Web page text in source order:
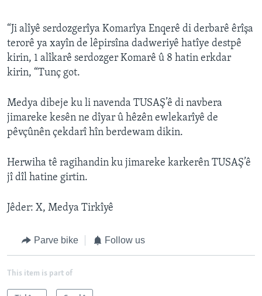
“Ji alîyê serdozgerîya Komarîya Enqerê di derbarê êrîşa
terorê ya xayîn de lêpirsîna dadweriyê hatîye destpê
kirin, 1 alîkarê serdozger Komarê û 8 hatin erkdar
kirin, “Tunç got.
Medya dibeje ku li navenda TUSAŞ’ê di navbera
jimareke kesên ne dîyar û hêzên ewlekarîyê de
pêvçûnên çekdarî hîn berdewam dikin.
Herwiha tê ragihandin ku jimareke karkerên TUSAŞ’ê
jî dîl hatine girtin.
Jêder: X, Medya Tirkîyê
Parve bike Follow us
This item is part of